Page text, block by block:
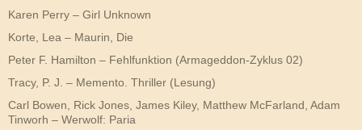
Karen Perry – Girl Unknown
Korte, Lea – Maurin, Die
Peter F. Hamilton – Fehlfunktion (Armageddon-Zyklus 02)
Tracy, P. J. – Memento. Thriller (Lesung)
Carl Bowen, Rick Jones, James Kiley, Matthew McFarland, Adam
Tinworh – Werwolf: Paria